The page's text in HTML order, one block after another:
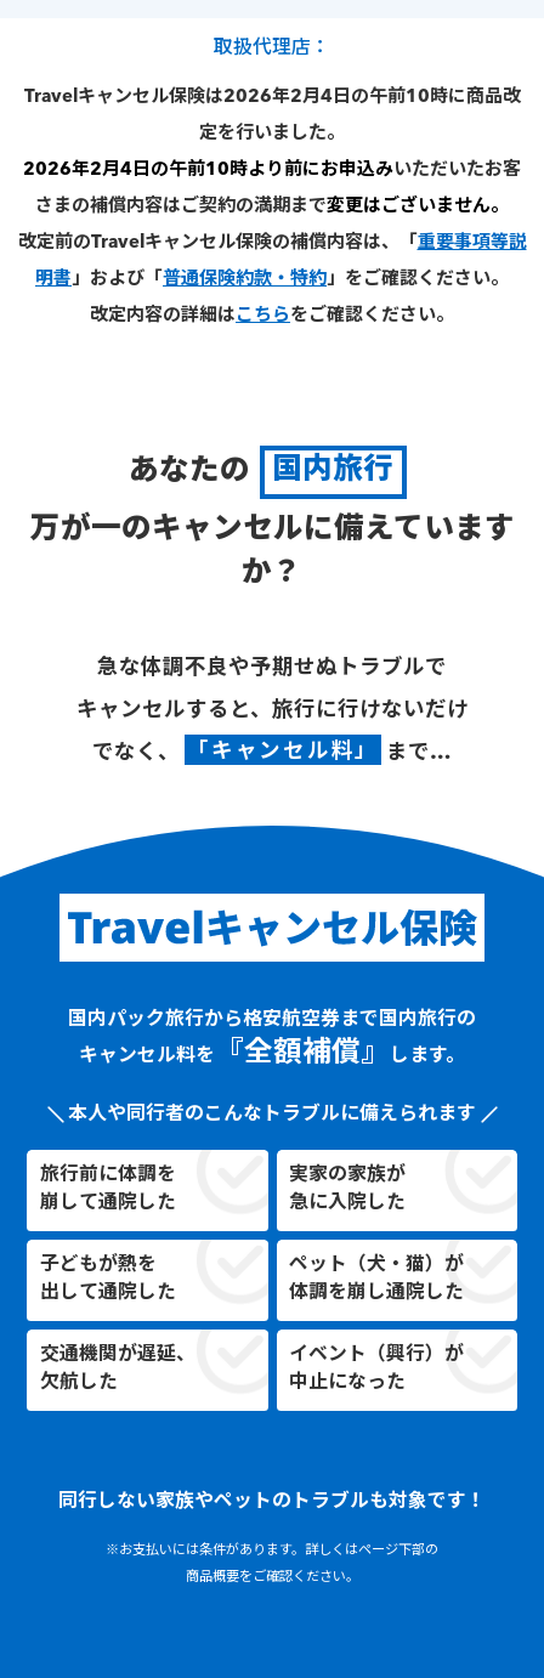
取扱代理店：
Travelキャンセル保険は2026年2月4日の午前10時に商品改
定を行いました。
2026年2月4日の午前10時より前にお申込みいただいたお客
さまの補償内容はご契約の満期まで変更はございません。
改定前のTravelキャンセル保険の補償内容は、「 重要事項等説
明書」および「 普通保険約款・特約」をご確認ください。
改定内容の詳細は こちら をご確認ください。
あなたの
国内旅行
万が一のキャンセルに備えています
か？
急な体調不良や予期せぬトラブルで
キャンセルすると、 旅行に行けないだけ
でなく、 「キャンセル料」 まで…
国内パック旅行から格安航空券まで 国内旅行の
キャンセル料を
『全額補償』 します。
本人や同行者のこんなトラブルに備えられます
旅行前に体調を
崩して通院した
実家の家族が
急に入院した
子どもが熱を
出して通院した
ペット（犬・猫）が
体調を崩し通院した
交通機関が遅延、
欠航した
イベント（興行）が
中止になった
同行しない家族やペットのトラブルも対象です！
※お支払いには条件があります。詳しくはページ下部の
商品概要をご確認ください。